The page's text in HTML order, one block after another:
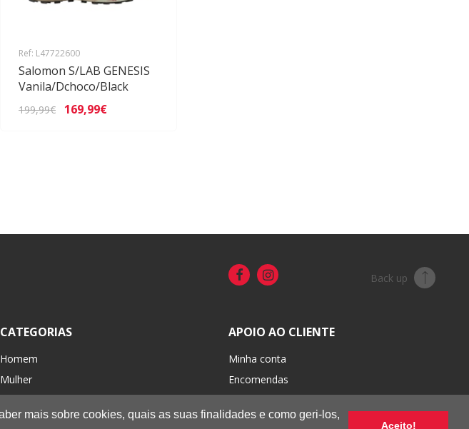
mais sobre cookies, quais as suas finalidades e como geri-los,
Aceito!
Ref: L47722600
Salomon S/LAB GENESIS
Vanila/Dchoco/Black
199,99€ 169,99€
Back up
CATEGORIAS
Homem
Mulher
Acessórios
APOIO AO CLIENTE
Minha conta
Encomendas
Trocas e devoluções